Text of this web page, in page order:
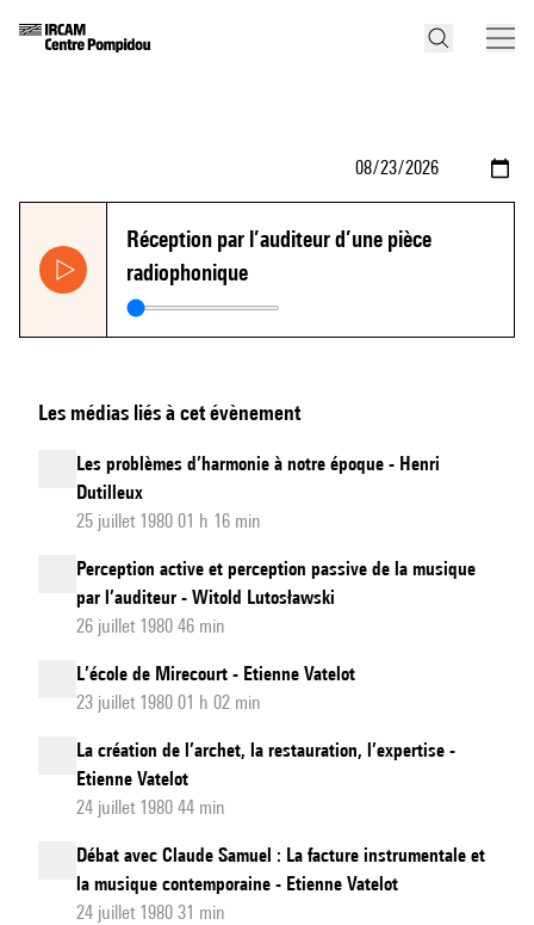
Réception par l’auditeur d’une pièce
radiophonique
Les médias liés à cet évènement
Les problèmes d’harmonie à notre époque - Henri
Dutilleux
25 juillet 1980 01 h 16 min
Perception active et perception passive de la musique
par l’auditeur - Witold Lutosławski
26 juillet 1980 46 min
L’école de Mirecourt - Etienne Vatelot
23 juillet 1980 01 h 02 min
La création de l’archet, la restauration, l’expertise -
Etienne Vatelot
24 juillet 1980 44 min
Débat avec Claude Samuel : La facture instrumentale et
la musique contemporaine - Etienne Vatelot
24 juillet 1980 31 min